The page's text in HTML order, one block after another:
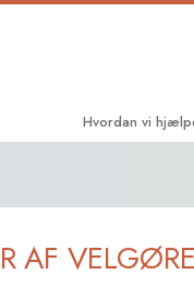
Hvordan vi
Criminon
AF